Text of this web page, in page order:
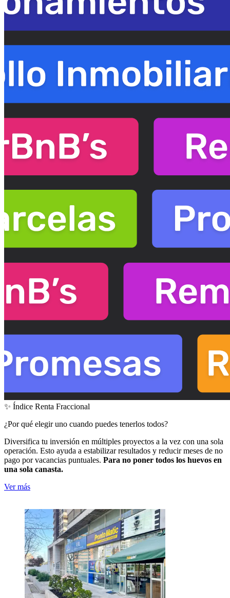
✨ Índice Renta Fraccional
¿Por qué elegir uno cuando puedes tenerlos todos?
Diversifica tu inversión en múltiples proyectos a la vez con una sola
operación. Esto ayuda a estabilizar resultados y reducir meses de no
pago por vacancias puntuales. Para no poner todos los huevos en
una sola canasta.
Ver más